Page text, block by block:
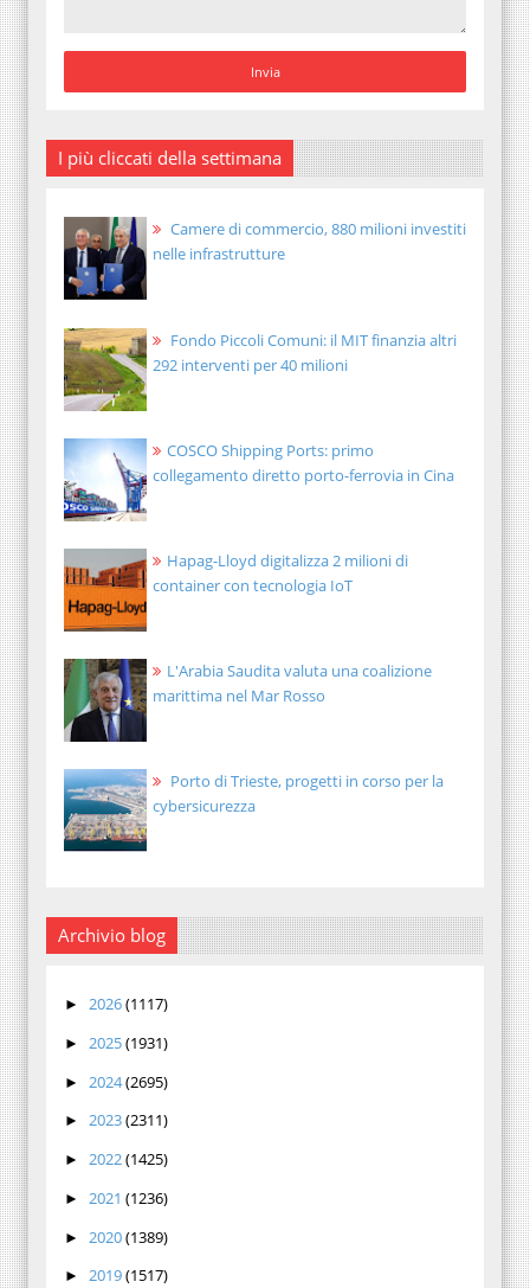
I più cliccati della settimana
Camere di commercio, 880 milioni investiti
nelle infrastrutture
Fondo Piccoli Comuni: il MIT finanzia altri
292 interventi per 40 milioni
COSCO Shipping Ports: primo
collegamento diretto porto-ferrovia in Cina
Hapag-Lloyd digitalizza 2 milioni di
container con tecnologia IoT
L'Arabia Saudita valuta una coalizione
marittima nel Mar Rosso
Porto di Trieste, progetti in corso per la
cybersicurezza
Archivio blog
► 2026(1117)
► 2025(1931)
► 2024(2695)
► 2023(2311)
► 2022(1425)
► 2021 (1236)
► 2020(1389)
► 2019(1517)